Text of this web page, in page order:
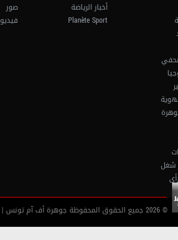
شغل
أخبار الرياضة
Planète Sport
صور
فيديو
© 2026 جميع الحقوق المحفوظة جوهرة أف آم تونس |